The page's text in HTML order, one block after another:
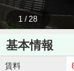
1 / 28
基本情報
賃料